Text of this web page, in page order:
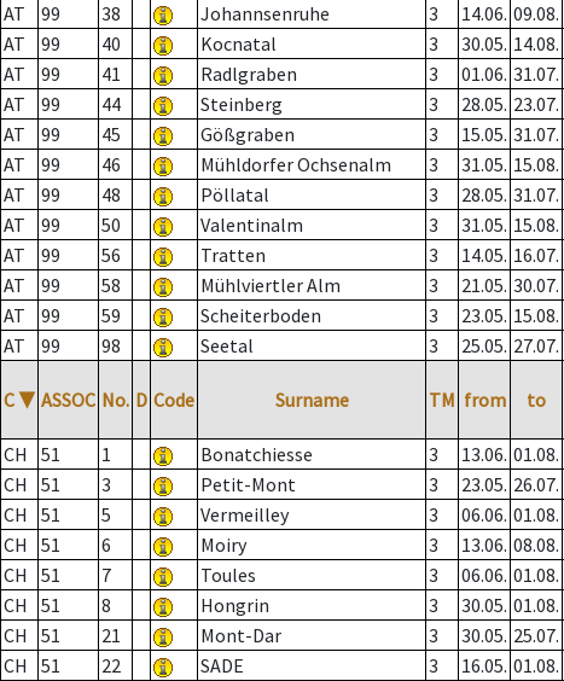
AT
99 38 Johannsenruhe 3 14.06. 09.08.
AT
99 40 Kocnatal 3 30.05. 14.08.
AT
99 41 Radlgraben 3 01.06. 31.07.
AT
99 44 Steinberg 3 28.05. 23.07.
AT
99 45 Gößgraben 3 15.05. 31.07.
AT
99 46 Mühldorfer Ochsenalm 3 31.05. 15.08.
AT
99 48 Pöllatal 3 28.05. 31.07.
AT
99 50 Valentinalm 3 31.05. 15.08.
AT
99 56 Tratten 3 14.05. 16.07.
AT
99 58 Mühlviertler Alm 3 21.05. 30.07.
AT
99 59 Scheiterboden 3 23.05. 15.08.
AT
99 98 Seetal 3 25.05. 27.07.
C ▼ ASSOC No. D Code Surname TM from to
CH
51 1 Bonatchiesse 3 13.06. 01.08.
CH
51 3 Petit-Mont 3 23.05. 26.07.
CH
51 5 Vermeilley 3 06.06. 01.08.
CH
51 6 Moiry 3 13.06. 08.08.
CH
51 7 Toules 3 06.06. 01.08.
CH
51 8 Hongrin 3 30.05. 01.08.
CH
51 21 Mont-Dar 3 30.05. 25.07.
CH
51 22 SADE 3 16.05. 01.08.